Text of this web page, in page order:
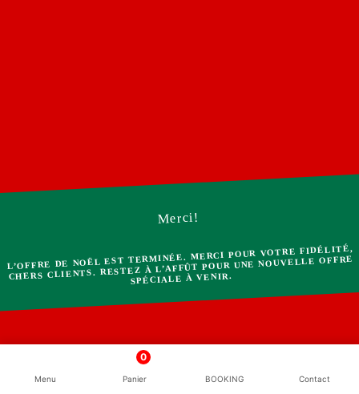
Merci!
L’OFFRE DE NOËL EST TERMINÉE. MERCI POUR VOTRE FIDÉLITÉ,
CHERS CLIENTS. RESTEZ À L’AFFÛT POUR UNE NOUVELLE OFFRE
SPÉCIALE À VENIR.
Menu
0
Panier BOOKING Contact